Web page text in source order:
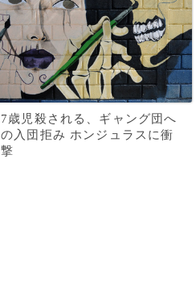
7歳児殺される、ギャング団へ
の入団拒み ホンジュラスに衝
撃